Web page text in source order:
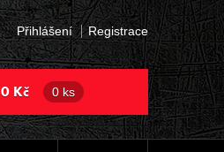
Přihlášení Registrace
0 Kč 0 ks